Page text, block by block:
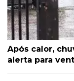
Após calor,
alerta para